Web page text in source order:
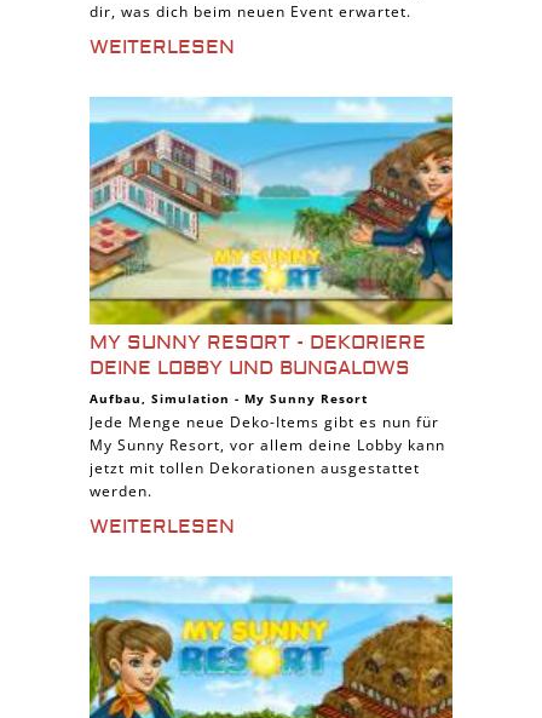
dir, was dich beim neuen Event erwartet.
WEITERLESEN
MY SUNNY RESORT - DEKORIERE
DEINE LOBBY UND BUNGALOWS
Aufbau, Simulation - My Sunny Resort
Jede Menge neue Deko-Items gibt es nun für
My Sunny Resort, vor allem deine Lobby kann
jetzt mit tollen Dekorationen ausgestattet
werden.
WEITERLESEN